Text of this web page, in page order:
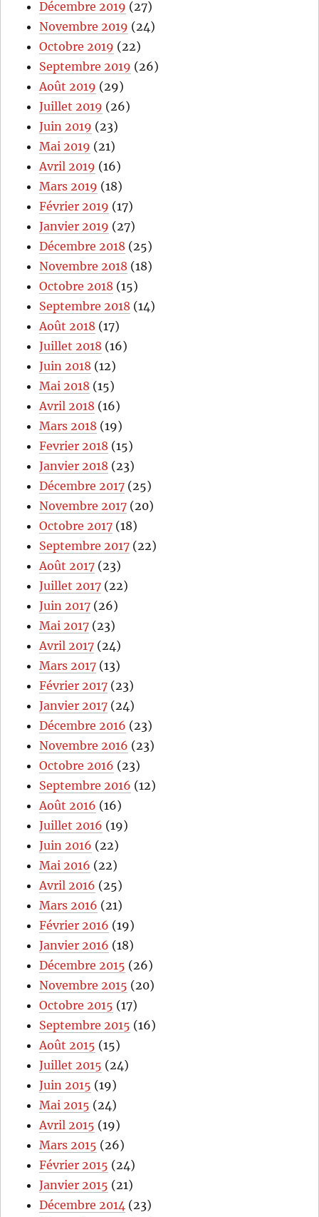
Décembre 2019 (27)
Novembre 2019 (24)
Octobre 2019 (22)
Septembre 2019 (26)
Août 2019 (29)
Juillet 2019 (26)
Juin 2019 (23)
Mai 2019 (21)
Avril 2019 (16)
Mars 2019 (18)
Février 2019 (17)
Janvier 2019 (27)
Décembre 2018 (25)
Novembre 2018 (18)
Octobre 2018 (15)
Septembre 2018 (14)
Août 2018 (17)
Juillet 2018 (16)
Juin 2018 (12)
Mai 2018 (15)
Avril 2018 (16)
Mars 2018 (19)
Fevrier 2018 (15)
Janvier 2018 (23)
Décembre 2017 (25)
Novembre 2017 (20)
Octobre 2017 (18)
Septembre 2017 (22)
Août 2017 (23)
Juillet 2017 (22)
Juin 2017 (26)
Mai 2017 (23)
Avril 2017 (24)
Mars 2017 (13)
Février 2017 (23)
Janvier 2017 (24)
Décembre 2016 (23)
Novembre 2016 (23)
Octobre 2016 (23)
Septembre 2016 (12)
Août 2016 (16)
Juillet 2016 (19)
Juin 2016 (22)
Mai 2016 (22)
Avril 2016 (25)
Mars 2016 (21)
Février 2016 (19)
Janvier 2016 (18)
Décembre 2015 (26)
Novembre 2015 (20)
Octobre 2015 (17)
Septembre 2015 (16)
Août 2015 (15)
Juillet 2015 (24)
Juin 2015 (19)
Mai 2015 (24)
Avril 2015 (19)
Mars 2015 (26)
Février 2015 (24)
Janvier 2015 (21)
Décembre 2014 (23)